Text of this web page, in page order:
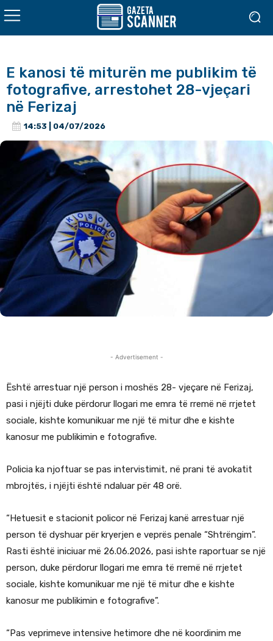
E kanosi të miturën me publikim të
fotografive, arrestohet 28-vjeçari
në Ferizaj
14:53 | 04/07/2026
- Advertisement -
Është arrestuar një person i moshës 28- vjeçare në Ferizaj,
pasi i njëjti duke përdorur llogari me emra të rremë në rrjetet
sociale, kishte komunikuar me një të mitur dhe e kishte
kanosur me publikimin e fotografive.
Policia ka njoftuar se pas intervistimit, në prani të avokatit
mbrojtës, i njëjti është ndaluar për 48 orë.
“Hetuesit e stacionit policor në Ferizaj kanë arrestuar një
person të dyshuar për kryerjen e veprës penale “Shtrëngim”.
Rasti është iniciuar më 26.06.2026, pasi ishte raportuar se një
person, duke përdorur llogari me emra të rremë në rrjetet
sociale, kishte komunikuar me një të mitur dhe e kishte
kanosur me publikimin e fotografive”.
“Pas veprimeve intensive hetimore dhe në koordinim me